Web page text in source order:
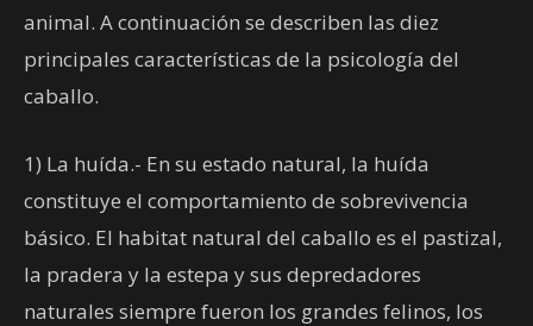
animal. A continuación se describen las diez
principales características de la psicología del
caballo.
1) La huída.- En su estado natural, la huída
constituye el comportamiento de sobrevivencia
básico. El habitat natural del caballo es el pastizal,
la pradera y la estepa y sus depredadores
naturales siempre fueron los grandes felinos, los